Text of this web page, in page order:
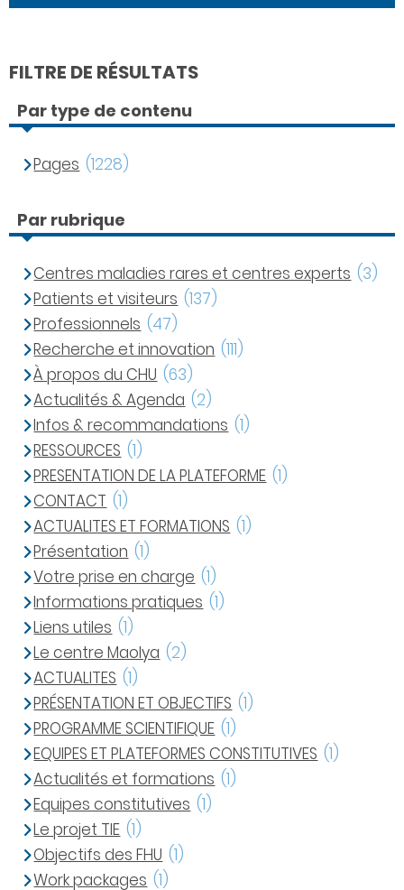
FILTRE DE RÉSULTATS
Par type de contenu
Pages (1228)
Par rubrique
Centres maladies rares et centres experts (3)
Patients et visiteurs (137)
Professionnels (47)
Recherche et innovation (111)
À propos du CHU (63)
Actualités & Agenda (2)
Infos & recommandations (1)
RESSOURCES (1)
PRESENTATION DE LA PLATEFORME (1)
CONTACT (1)
ACTUALITES ET FORMATIONS (1)
Présentation (1)
Votre prise en charge (1)
Informations pratiques (1)
Liens utiles (1)
Le centre Maolya (2)
ACTUALITES (1)
PRÉSENTATION ET OBJECTIFS (1)
PROGRAMME SCIENTIFIQUE (1)
EQUIPES ET PLATEFORMES CONSTITUTIVES (1)
Actualités et formations (1)
Equipes constitutives (1)
Le projet TIE (1)
Objectifs des FHU (1)
Work packages (1)